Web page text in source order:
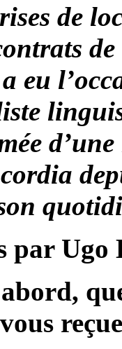
de
a eu
par Ugo